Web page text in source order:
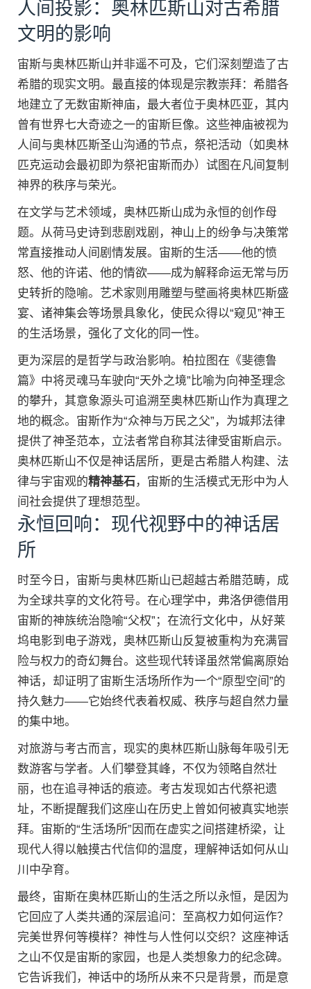
人间投影：奥林匹斯山对古希腊
文明的影响
宙斯与奥林匹斯山并非遥不可及，它们深刻塑造了古
希腊的现实文明。最直接的体现是宗教崇拜：希腊各
地建立了无数宙斯神庙，最大者位于奥林匹亚，其内
曾有世界七大奇迹之一的宙斯巨像。这些神庙被视为
人间与奥林匹斯圣山沟通的节点，祭祀活动（如奥林
匹克运动会最初即为祭祀宙斯而办）试图在凡间复制
神界的秩序与荣光。
在文学与艺术领域，奥林匹斯山成为永恒的创作母
题。从荷马史诗到悲剧戏剧，神山上的纷争与决策常
常直接推动人间剧情发展。宙斯的生活——他的愤
怒、他的许诺、他的情欲——成为解释命运无常与历
史转折的隐喻。艺术家则用雕塑与壁画将奥林匹斯盛
宴、诸神集会等场景具象化，使民众得以“窥见”神王
的生活场景，强化了文化的同一性。
更为深层的是哲学与政治影响。柏拉图在《斐德鲁
篇》中将灵魂马车驶向“天外之境”比喻为向神圣理念
的攀升，其意象源头可追溯至奥林匹斯山作为真理之
地的概念。宙斯作为“众神与万民之父”，为城邦法律
提供了神圣范本，立法者常自称其法律受宙斯启示。
奥林匹斯山不仅是神话居所，更是古希腊人构建、法
律与宇宙观的精神基石，宙斯的生活模式无形中为人
间社会提供了理想范型。
永恒回响：现代视野中的神话居
所
时至今日，宙斯与奥林匹斯山已超越古希腊范畴，成
为全球共享的文化符号。在心理学中，弗洛伊德借用
宙斯的神族统治隐喻“父权”；在流行文化中，从好莱
坞电影到电子游戏，奥林匹斯山反复被重构为充满冒
险与权力的奇幻舞台。这些现代转译虽然常偏离原始
神话，却证明了宙斯生活场所作为一个“原型空间”的
持久魅力——它始终代表着权威、秩序与超自然力量
的集中地。
对旅游与考古而言，现实的奥林匹斯山脉每年吸引无
数游客与学者。人们攀登其峰，不仅为领略自然壮
丽，也在追寻神话的痕迹。考古发现如古代祭祀遗
址，不断提醒我们这座山在历史上曾如何被真实地崇
拜。宙斯的“生活场所”因而在虚实之间搭建桥梁，让
现代人得以触摸古代信仰的温度，理解神话如何从山
川中孕育。
最终，宙斯在奥林匹斯山的生活之所以永恒，是因为
它回应了人类共通的深层追问：至高权力如何运作？
完美世界何等模样？神性与人性何以交织？这座神话
之山不仅是宙斯的家园，也是人类想象力的纪念碑。
它告诉我们，神话中的场所从来不只是背景，而是意